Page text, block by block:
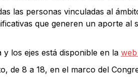
las personas vinculadas al
que generen un aporte al
los ejes está disponible en la
de 8 a 18, en el marco del